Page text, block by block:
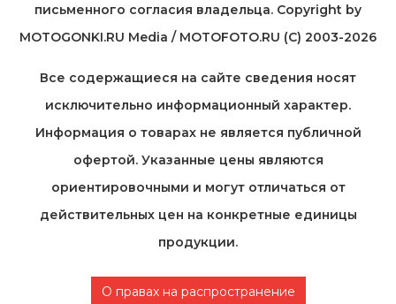
письменного согласия владельца. Copyright by
MOTOGONKI.RU Media / MOTOFOTO.RU (C) 2003-2026
Все содержащиеся на cайте сведения носят
исключительно информационный характер.
Информация о товарах не является публичной
офертой. Указанные цены являются
ориентировочными и могут отличаться от
действительных цен на конкретные единицы
продукции.
О правах на распространение